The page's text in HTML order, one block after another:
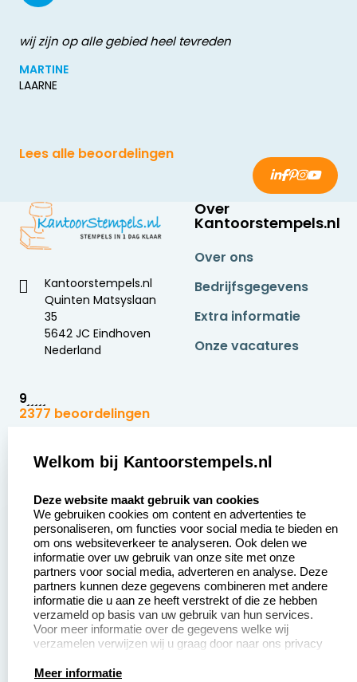
wij zijn op alle gebied heel tevreden
MARTINE
LAARNE
Lees alle beoordelingen
Kantoorstempels.nl
Quinten Matsyslaan
35
5642 JC Eindhoven
Nederland
9
2377 beoordelingen
Over
Kantoorstempels.nl
Over ons
Bedrijfsgegevens
Extra informatie
Onze vacatures
Zakelijk:
Aanvraag op maat
Betaling &
Verzending
Wederverkoper
worden
Sale
Klantenservice:
Contact opnemen
Veel gestelde vragen
Retourneren
Herroepingsrecht
Productinformatie:
Welkom bij Kantoorstempels.nl
Deze website maakt gebruik van cookies
We gebruiken cookies om content en advertenties te
personaliseren, om functies voor social media te bieden en
om ons websiteverkeer te analyseren. Ook delen we
informatie over uw gebruik van onze site met onze
partners voor social media, adverteren en analyse. Deze
partners kunnen deze gegevens combineren met andere
informatie die u aan ze heeft verstrekt of die ze hebben
verzameld op basis van uw gebruik van hun services.
Voor meer informatie over de gegevens welke wij
verzamelen verwijzen wij u graag door naar ons privacy
Meer informatie